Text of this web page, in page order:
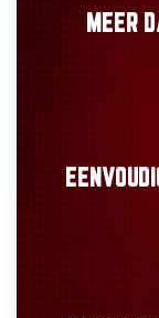
MEER